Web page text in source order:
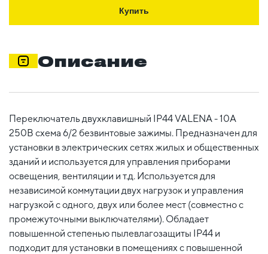
Купить
Описание
Переключатель двухклавишный IP44 VALENA - 10А
250В схема 6/2 безвинтовые зажимы. Предназначен для
установки в электрических сетях жилых и общественных
зданий и используется для управления приборами
освещения, вентиляции и т.д. Используется для
независимой коммутации двух нагрузок и управления
нагрузкой с одного, двух или более мест (совместно с
промежуточными выключателями). Обладает
повышенной степенью пылевлагозащиты IP44 и
подходит для установки в помещениях с повышенной